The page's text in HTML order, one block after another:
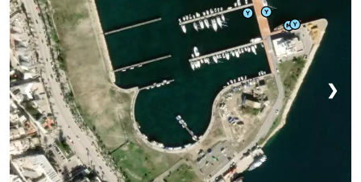
❮ ❯